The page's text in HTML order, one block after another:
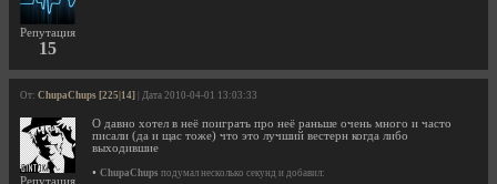
Репутация
15
От: ChupaChups [225|14] | Дата 2010-04-01 13:03:33
Репутация
О давно хотел в неё поиграть про неё раньше очень много и часто
писали (да и щас тоже) что это лучший вестерн когда либо
выходившие
• ChupaChups подумал несколько секунд и добавил: